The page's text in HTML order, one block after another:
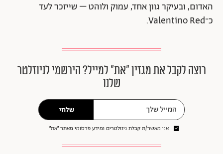
האדום, ובעיקר גוון אחד, עמוק ולוהט – שייזכר לעד
כ־Valentino Red.
רוצה לקבל את מגזין ״את״ למייל? הירשמי לניוזלטר
שלנו
שלחי
אני מאשר/ת קבלת ניוזלטרים ומידע פרסומי מאתר ״את״